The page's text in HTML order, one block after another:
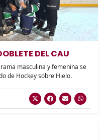
DEL CAU
masculina y femenina se
de Hockey sobre Hielo.